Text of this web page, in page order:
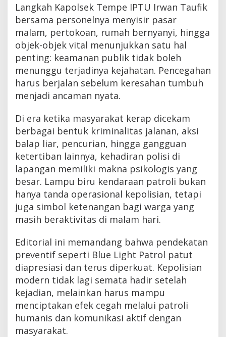
Langkah Kapolsek Tempe IPTU Irwan Taufik
bersama personelnya menyisir pasar
malam, pertokoan, rumah bernyanyi, hingga
objek-objek vital menunjukkan satu hal
penting: keamanan publik tidak boleh
menunggu terjadinya kejahatan. Pencegahan
harus berjalan sebelum keresahan tumbuh
menjadi ancaman nyata.
Di era ketika masyarakat kerap dicekam
berbagai bentuk kriminalitas jalanan, aksi
balap liar, pencurian, hingga gangguan
ketertiban lainnya, kehadiran polisi di
lapangan memiliki makna psikologis yang
besar. Lampu biru kendaraan patroli bukan
hanya tanda operasional kepolisian, tetapi
juga simbol ketenangan bagi warga yang
masih beraktivitas di malam hari.
Editorial ini memandang bahwa pendekatan
preventif seperti Blue Light Patrol patut
diapresiasi dan terus diperkuat. Kepolisian
modern tidak lagi semata hadir setelah
kejadian, melainkan harus mampu
menciptakan efek cegah melalui patroli
humanis dan komunikasi aktif dengan
masyarakat.